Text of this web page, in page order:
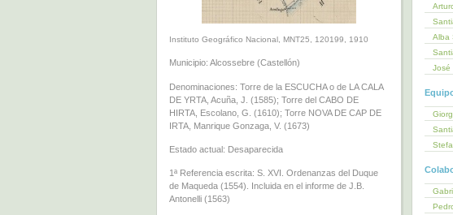
Instituto Geográfico Nacional, MNT25, 120199, 1910
Municipio: Alcossebre (Castellón)
Denominaciones: Torre de la ESCUCHA o de LA CALA
DE YRTA, Acuña, J. (1585); Torre del CABO DE
HIRTA, Escolano, G. (1610); Torre NOVA DE CAP DE
IRTA, Manrique Gonzaga, V. (1673)
Estado actual: Desaparecida
1ª Referencia escrita: S. XVI. Ordenanzas del Duque
de Maqueda (1554). Incluida en el informe de J.B.
Antonelli (1563)
Alba
José